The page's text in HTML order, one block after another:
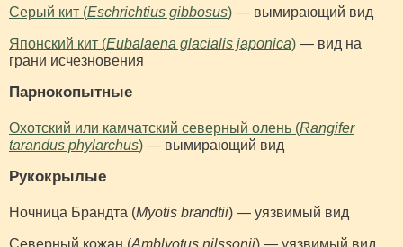
Серый кит (Eschrichtius gibbosus) — вымирающий вид
Японский кит (Eubalaena glacialis japonica) — вид на
грани исчезновения
Парнокопытные
Охотский или камчатский северный олень (Rangifer
tarandus phylarchus) — вымирающий вид
Рукокрылые
Ночница Брандта (Myotis brandtii) — уязвимый вид